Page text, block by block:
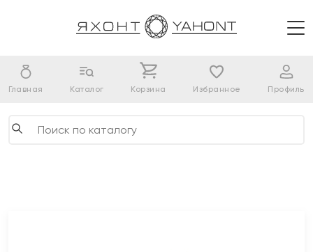
Главная Каталог Корзина Избранное Профиль